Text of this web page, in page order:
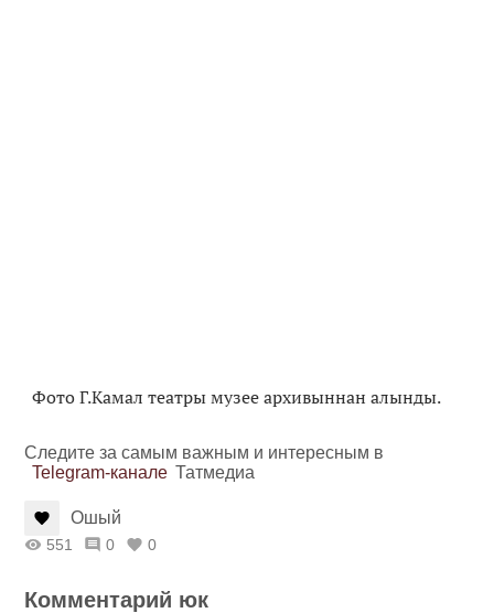
Фото Г.Камал театры музее архивыннан алынды.
Следите за самым важным и интересным в
Telegram-канале Татмедиа
Ошый
551 0 0
Комментарий юк